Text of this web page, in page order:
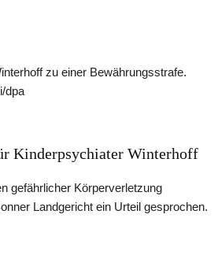
zu einer Bewährungsstrafe.
dpa
Kinderpsychiater Winterhoff
gefährlicher Körperverletzung
Landgericht ein Urteil gesprochen.